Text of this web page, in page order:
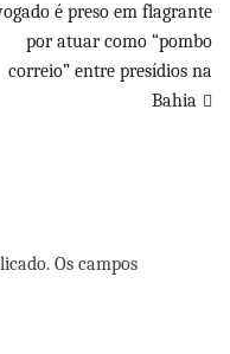
é preso em flagrante
por atuar como “pombo
correio” entre presídios na
Bahia
Os campos